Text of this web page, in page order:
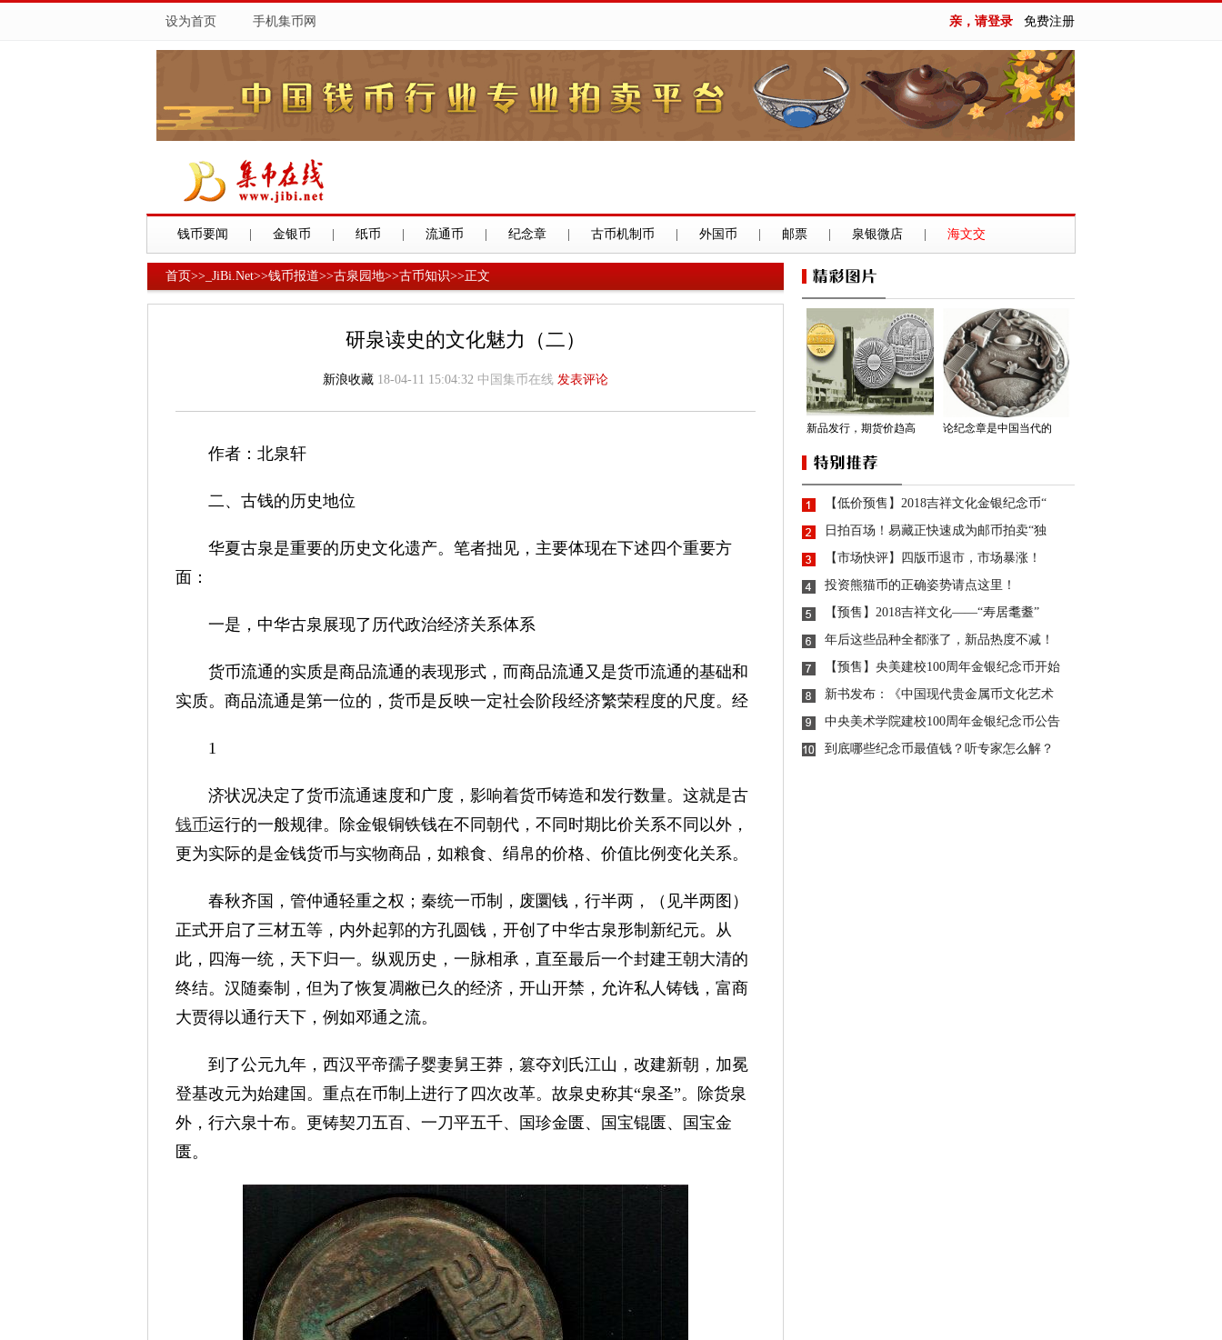
设为首页 手机集币网 亲，请登录 免费注册
钱币要闻 金银币 纸币 流通币 纪念章 古币机制币 外国币 邮票 泉银微店 海文交
首页>> _JiBi.Net>>钱币报道>>古泉园地>>古币知识>>正文
研泉读史的文化魅力（二）
新浪收藏 18-04-11 15:04:32 中国集币在线 发表评论
作者：北泉轩
二、古钱的历史地位
华夏古泉是重要的历史文化遗产。笔者拙见，主要体现在下述四个重要方
面：
一是，中华古泉展现了历代政治经济关系体系
货币流通的实质是商品流通的表现形式，而商品流通又是货币流通的基础和
实质。商品流通是第一位的，货币是反映一定社会阶段经济繁荣程度的尺度。经
1
济状况决定了货币流通速度和广度，影响着货币铸造和发行数量。这就是古
钱币运行的一般规律。除金银铜铁钱在不同朝代，不同时期比价关系不同以外，
更为实际的是金钱货币与实物商品，如粮食、绢帛的价格、价值比例变化关系。
春秋齐国，管仲通轻重之权；秦统一币制，废圜钱，行半两，（见半两图）
正式开启了三材五等，内外起郭的方孔圆钱，开创了中华古泉形制新纪元。从
此，四海一统，天下归一。纵观历史，一脉相承，直至最后一个封建王朝大清的
终结。汉随秦制，但为了恢复凋敝已久的经济，开山开禁，允许私人铸钱，富商
大贾得以通行天下，例如邓通之流。
到了公元九年，西汉平帝孺子婴妻舅王莽，篡夺刘氏江山，改建新朝，加冕
登基改元为始建国。重点在币制上进行了四次改革。故泉史称其“泉圣”。除货泉
外，行六泉十布。更铸契刀五百、一刀平五千、国珍金匮、国宝锟匮、国宝金
匮。
新品发行，期货价趋高 论纪念章是中国当代的
【低价预售】2018吉祥文化金银纪念币“
日拍百场！易藏正快速成为邮币拍卖“独
【市场快评】四版币退市，市场暴涨！
投资熊猫币的正确姿势请点这里！
【预售】2018吉祥文化——“寿居耄耋”
年后这些品种全都涨了，新品热度不减！
【预售】央美建校100周年金银纪念币开始
新书发布：《中国现代贵金属币文化艺术
中央美术学院建校100周年金银纪念币公告
到底哪些纪念币最值钱？听专家怎么解？